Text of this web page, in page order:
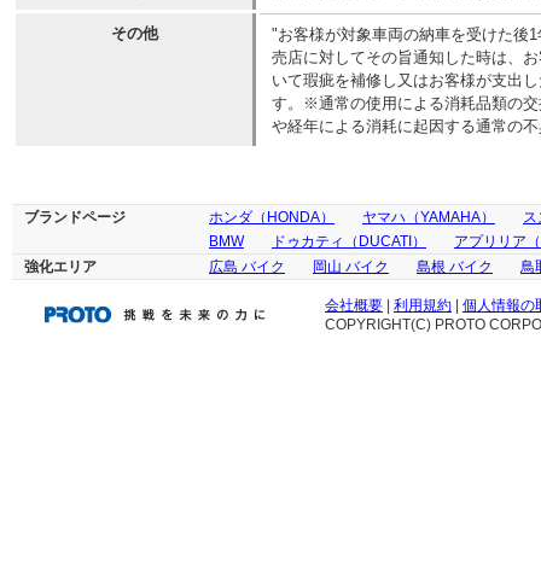
その他
"お客様が対象車両の納車を受けた後
売店に対してその旨通知した時は、
いて瑕疵を補修し又はお客様が支出
す。※通常の使用による消耗品類の
や経年による消耗に起因する通常の
ブランドページ ホンダ（HONDA） ヤマハ（YAMAHA）
ス
BMW
ドゥカティ（DUCATI）
アプリリア
強化エリア
広島 バイク 岡山 バイク 島根 バイク 鳥
会社概要 利用規約
個人情報の
COPYRIGHT(C) PROTO